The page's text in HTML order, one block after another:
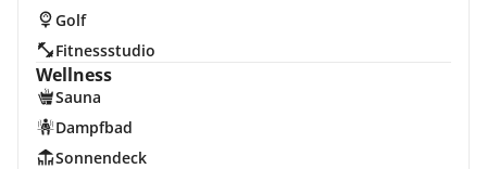
Golf
Fitnessstudio
Wellness
Sauna
Dampfbad
Sonnendeck